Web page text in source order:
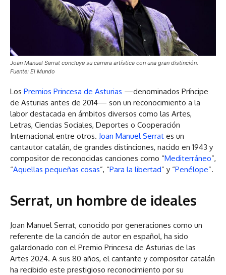
Joan Manuel Serrat concluye su carrera artística con una gran distinción.
Fuente: El Mundo
Los Premios Princesa de Asturias —denominados Príncipe
de Asturias antes de 2014— son un reconocimiento a la
labor destacada en ámbitos diversos como las Artes,
Letras, Ciencias Sociales, Deportes o Cooperación
Internacional entre otros. Joan Manuel Serrat es un
cantautor catalán, de grandes distinciones, nacido en 1943 y
compositor de reconocidas canciones como “Mediterráneo”,
“Aquellas pequeñas cosas”, “Para la libertad” y “Penélope”.
Serrat, un hombre de ideales
Joan Manuel Serrat, conocido por generaciones como un
referente de la canción de autor en español, ha sido
galardonado con el Premio Princesa de Asturias de las
Artes 2024. A sus 80 años, el cantante y compositor catalán
ha recibido este prestigioso reconocimiento por su